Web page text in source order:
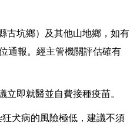
古坑鄉）及其他山地鄉，如有
通報。經主管機關評估確有
即就醫並自費接種疫苗。
犬病的風險極低，建議不須